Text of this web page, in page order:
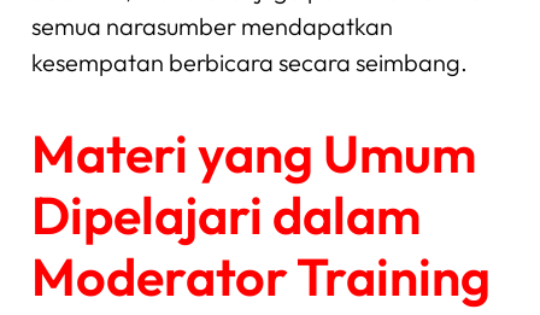
semua narasumber mendapatkan
kesempatan berbicara secara seimbang.
Materi yang Umum
Dipelajari dalam
Moderator Training